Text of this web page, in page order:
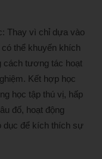
Thay vì chỉ dựa vào
thể khuyến khích
cách tương tác hoạt
Kết hợp học
học tập thú vị, hấp
đố, hoạt động
dục để kích thích sự